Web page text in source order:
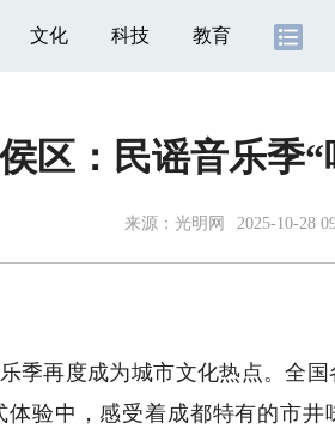
文化 科技 教育
区：民谣音乐季
来源： 光明网 2025-10-28
再度成为城市文化热点。全国
验中，感受着成都特有的市井